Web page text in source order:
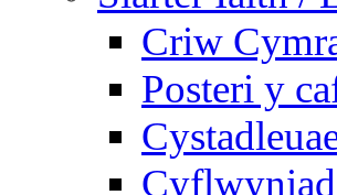
Criw
Posteri y